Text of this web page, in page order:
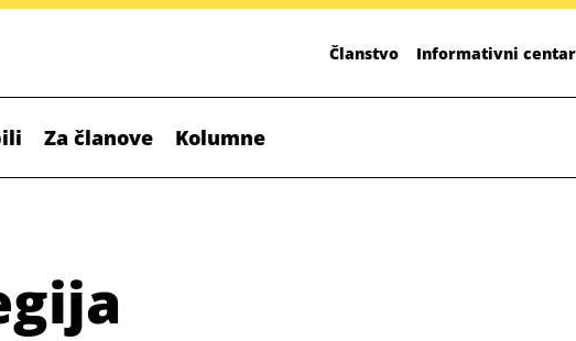
Članstvo Informativni centar
Za članove Kolumne